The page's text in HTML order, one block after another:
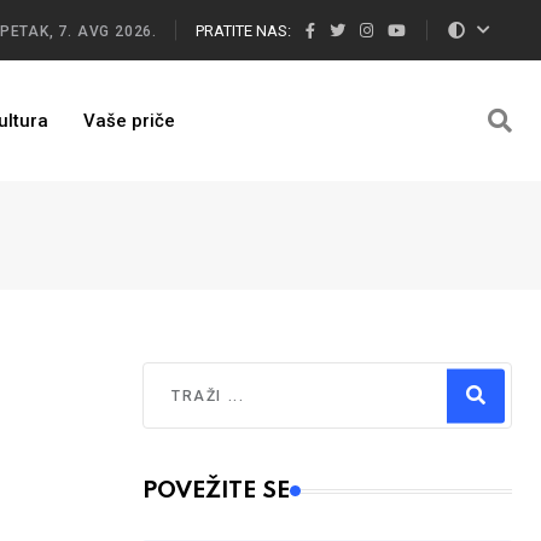
PETAK, 7. AVG 2026. PRATITE NAS:
Vaše priče
Type 2 or more characters for results.
POVEŽITE SE